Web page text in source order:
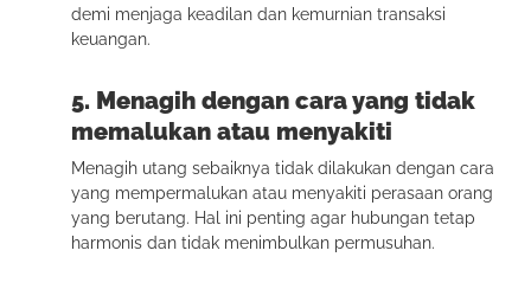
demi menjaga keadilan dan kemurnian transaksi
keuangan.
5. Menagih dengan cara yang tidak
memalukan atau menyakiti
Menagih utang sebaiknya tidak dilakukan dengan cara
yang mempermalukan atau menyakiti perasaan orang
yang berutang. Hal ini penting agar hubungan tetap
harmonis dan tidak menimbulkan permusuhan.